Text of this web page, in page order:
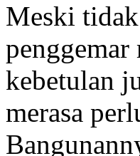
Meski
kebetulan
merasa